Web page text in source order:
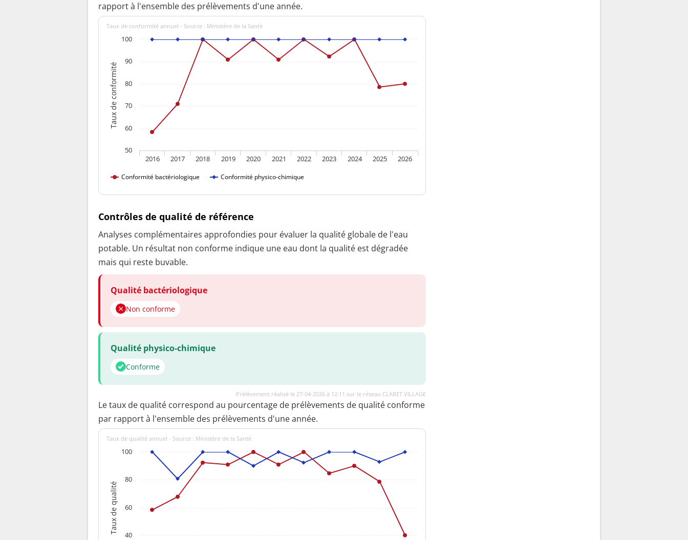
rapport à l'ensemble des prélèvements d'une année.
Taux de conformité
Taux de conformité annuel - Source : Ministère de la Santé
Conformité bactériologique Conformité physico-chimique
2016 2017 2018 2019 2020 2021 2022 2023 2024 2025 2026
50
60
70
80
90
100
Contrôles de qualité de référence
Analyses complémentaires approfondies pour évaluer la qualité globale de l'eau
potable. Un résultat non conforme indique une eau dont la qualité est dégradée
mais qui reste buvable.
Qualité bactériologique
Non conforme
Qualité physico-chimique
Conforme
Prélèvement réalisé le 27-04-2026 à 12:11 sur le réseau CLARET VILLAGE
Le taux de qualité correspond au pourcentage de prélèvements de qualité conforme
par rapport à l'ensemble des prélèvements d'une année.
Taux de qualité
Taux de qualité annuel - Source : Ministère de la Santé
40
60
80
100